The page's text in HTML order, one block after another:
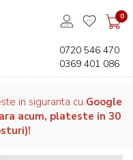
0
0720 546 470
0369 401 086
in siguranta cu Google
acum, plateste in 30